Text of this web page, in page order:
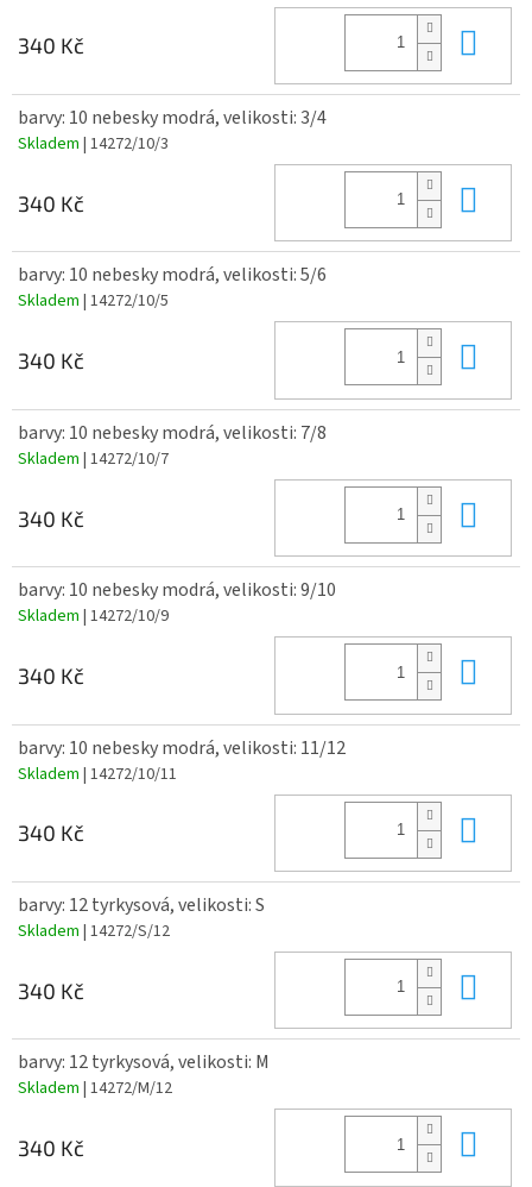
340 Kč
barvy: 10 nebesky modrá, velikosti: 3/4
Skladem | 14272/10/3
340 Kč
barvy: 10 nebesky modrá, velikosti: 5/6
Skladem | 14272/10/5
340 Kč
barvy: 10 nebesky modrá, velikosti: 7/8
Skladem | 14272/10/7
340 Kč
barvy: 10 nebesky modrá, velikosti: 9/10
Skladem | 14272/10/9
340 Kč
barvy: 10 nebesky modrá, velikosti: 11/12
Skladem | 14272/10/11
340 Kč
barvy: 12 tyrkysová, velikosti: S
Skladem | 14272/S/12
340 Kč
barvy: 12 tyrkysová, velikosti: M
Skladem | 14272/M/12
340 Kč